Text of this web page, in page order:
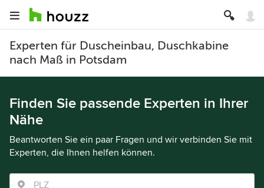
Experten für Duscheinbau, Duschkabine
nach Maß in Potsdam
Finden Sie passende Experten in Ihrer
Nähe
Beantworten Sie ein paar Fragen und wir verbinden Sie mit
Experten, die Ihnen helfen können.